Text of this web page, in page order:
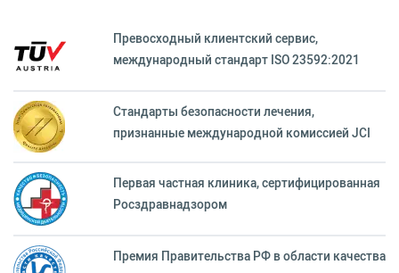
Превосходный клиентский сервиc,
международный стандарт ISO 23592:2021
Стандарты безопасности лечения,
признанные международной комиссией JCI
Первая частная клиника, сертифицированная
Росздравнадзором
Премия Правительства РФ в области качества